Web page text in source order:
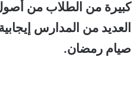
كبيرة من الطلاب من
العديد من المدارس
صيام رمضان.